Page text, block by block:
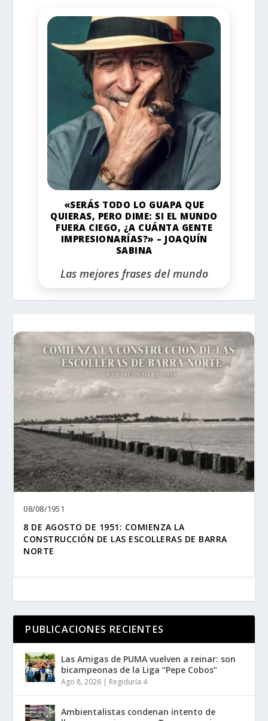
«SERÁS TODO LO GUAPA QUE
QUIERAS, PERO DIME: SI EL MUNDO
FUERA CIEGO, ¿A CUÁNTA GENTE
IMPRESIONARÍAS?» – JOAQUÍN
SABINA
Las mejores frases del mundo
08/08/1951
8 DE AGOSTO DE 1951: COMIENZA LA
CONSTRUCCIÓN DE LAS ESCOLLERAS DE BARRA
NORTE
PUBLICACIONES RECIENTES
Las Amigas de PUMA vuelven a reinar: son
bicampeonas de la Liga “Pepe Cobos”
Ago 8, 2026 | Regiduría 4
Ambientalistas condenan intento de